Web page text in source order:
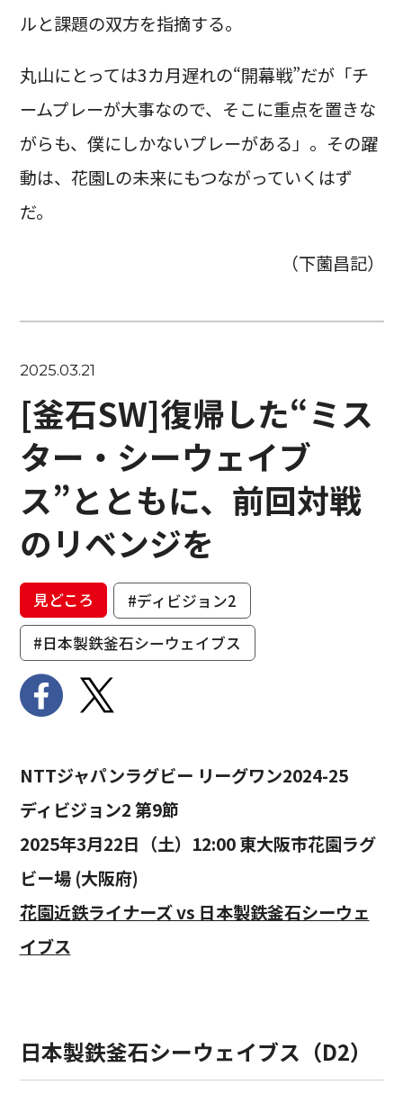
ルと課題の双方を指摘する。
丸山にとっては3カ月遅れの“開幕戦”だが「チ
ームプレーが大事なので、そこに重点を置きな
がらも、僕にしかないプレーがある」。その躍
動は、花園Lの未来にもつながっていくはず
だ。
（下薗昌記）
2025.03.21
[釜石SW]復帰した“ミス
ター・シーウェイブ
ス”とともに、前回対戦
のリベンジを
見どころ
#ディビジョン2
#日本製鉄釜石シーウェイブス
NTTジャパンラグビー リーグワン2024-25
ディビジョン2 第9節
2025年3月22日（土）12:00 東大阪市花園ラグ
ビー場 (大阪府)
花園近鉄ライナーズ vs 日本製鉄釜石シーウェ
イブス
日本製鉄釜石シーウェイブス（D2）